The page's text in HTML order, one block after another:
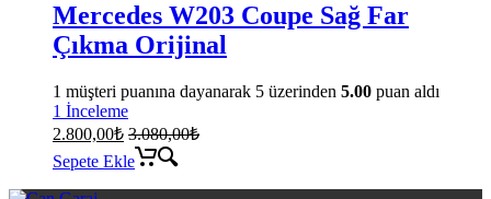
Mercedes W203 Coupe Sağ Far
Çıkma Orijinal
1 müşteri puanına dayanarak 5 üzerinden 5.00 puan aldı
1 İnceleme
2.800,00₺ 3.080,00₺
Sepete Ekle